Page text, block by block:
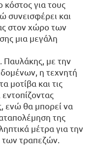
κόστος για τους
συνεισφέρει και
στον χώρο των
μια μεγάλη
Παυλάκης, με την
η τεχνητή
μοτίβα και τις
ενώ θα μπορεί να
της
μέτρα για την
των τραπεζών.